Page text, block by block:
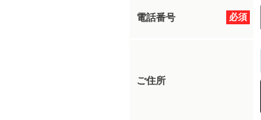
必須
電話番号
ご住所